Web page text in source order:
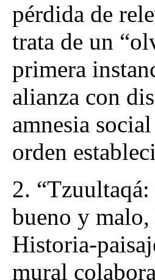
pérdida de
trata de un
primera
alianza con
amnesia
orden
2.
bueno y malo,
Historia-
mural